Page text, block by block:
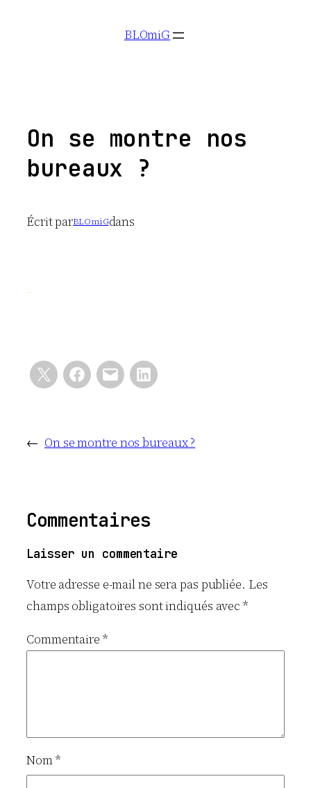
BLOmiG
On se montre nos
bureaux ?
Écrit parBLOmiGdans
← On se montre nos bureaux ?
Commentaires
Laisser un commentaire
Votre adresse e-mail ne sera pas publiée. Les
champs obligatoires sont indiqués avec*
Commentaire *
Nom*